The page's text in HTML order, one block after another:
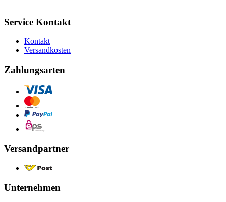
Service Kontakt
Kontakt
Versandkosten
Zahlungsarten
Versandpartner
Unternehmen